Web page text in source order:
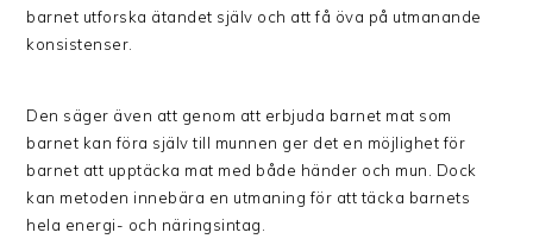
barnet utforska ätandet själv och att få öva på utmanande
konsistenser.
Den säger även att genom att erbjuda barnet mat som
barnet kan föra själv till munnen ger det en möjlighet för
barnet att upptäcka mat med både händer och mun. Dock
kan metoden innebära en utmaning för att täcka barnets
hela energi- och näringsintag.